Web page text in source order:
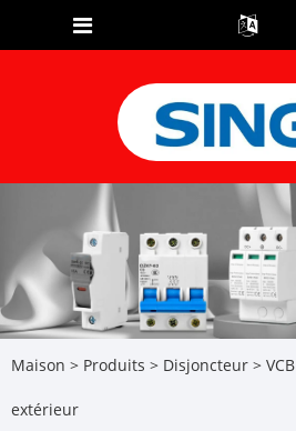
Maison > Produits > Disjoncteur > VCB
extérieur